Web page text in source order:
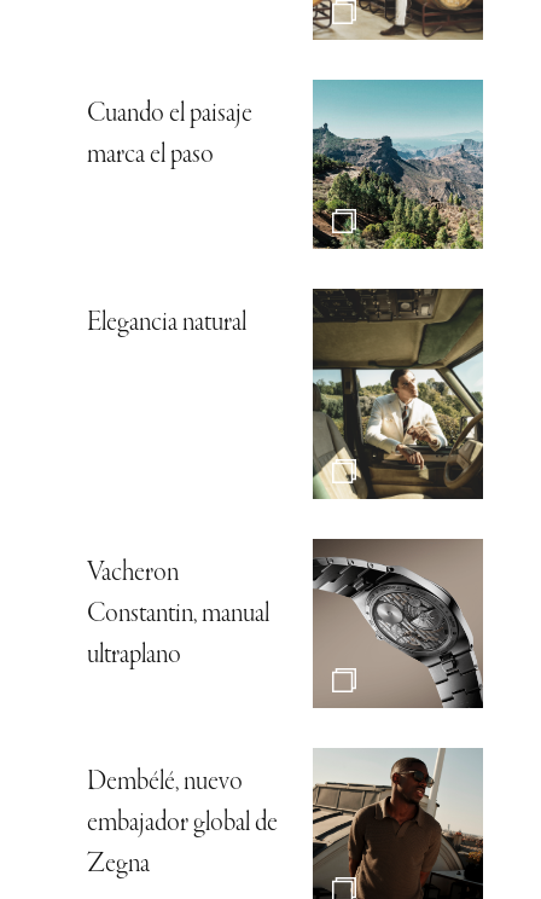
Cuando el paisaje
marca el paso
Elegancia natural
Vacheron
Constantin, manual
ultraplano
Dembélé, nuevo
embajador global de
Zegna